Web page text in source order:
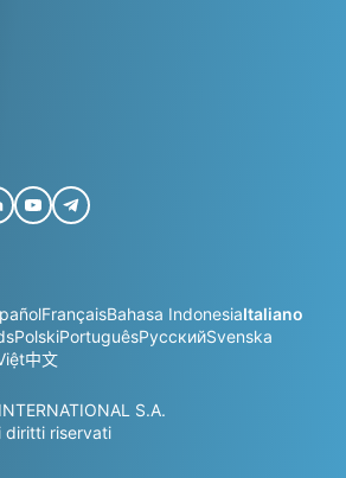
FrançaisBahasa IndonesiaItaliano
PolskiPortuguêsРусскийSvenska
中文
S.A.
riservati